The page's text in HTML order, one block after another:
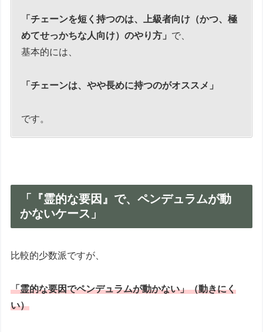
「チェーンを短く持つのは、上級者向け（かつ、極
めてせっかちな人向け）のやり方」 で、
基本的には、
「チェーンは、やや長めに持つのがオススメ」
です。
「『霊的な要因』で、ペンデュラムが動
かないケース」
比較的少数派ですが、
「霊的な要因でペンデュラムが動かない」（動きにく
い）